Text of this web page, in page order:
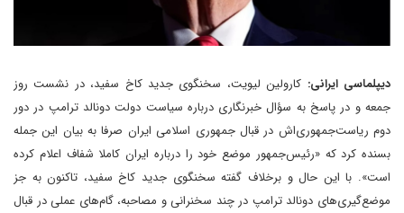
دیپلماسی ایرانی: کارولین لیویت، سخنگوی جدید کاخ سفید، در نشست روز
جمعه و در پاسخ به سؤال خبرنگاری درباره سیاست دولت دونالد ترامپ در دور
دوم ریاست‌جمهوری‌اش در قبال جمهوری اسلامی ایران صرفا به بیان این جمله
بسنده کرد که «رئیس‌جمهور موضع خود را درباره ایران کاملا شفاف اعلام کرده
است». با این حال و برخلاف گفته سخنگوی جدید کاخ سفید، تاکنون به جز
موضع‌گیری‌های دونالد ترامپ در چند سخنرانی و مصاحبه، گام‌های عملی در قبال